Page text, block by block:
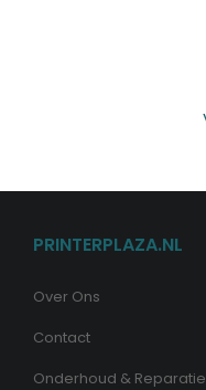
PRINTERPLAZA.NL
Over Ons
Contact
Onderhoud &